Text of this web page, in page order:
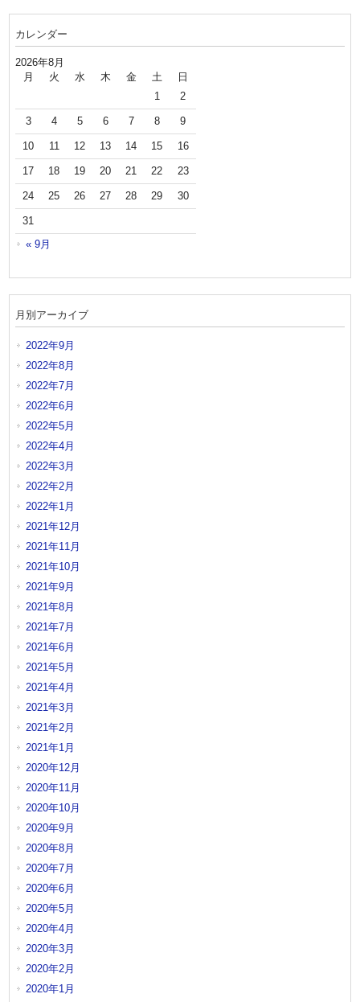
カレンダー
2026年8月
月 火 水 木 金 土
日
1
2
3 4 5 6 7 8 9
10 11 12 13 14 15 16
17 18 19 20 21 22 23
24 25 26 27 28 29 30
31
« 9月
月別アーカイブ
2022年9月
2022年8月
2022年7月
2022年6月
2022年5月
2022年4月
2022年3月
2022年2月
2022年1月
2021年12月
2021年11月
2021年10月
2021年9月
2021年8月
2021年7月
2021年6月
2021年5月
2021年4月
2021年3月
2021年2月
2021年1月
2020年12月
2020年11月
2020年10月
2020年9月
2020年8月
2020年7月
2020年6月
2020年5月
2020年4月
2020年3月
2020年2月
2020年1月